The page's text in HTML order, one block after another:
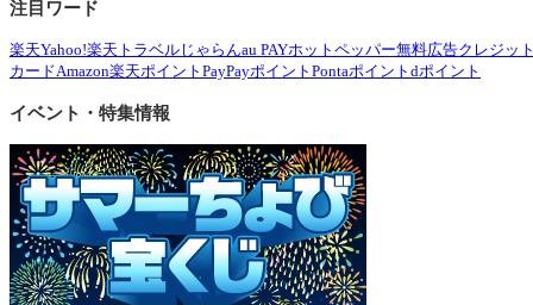
注目ワード
楽天Yahoo!楽天トラベル じゃらんau PAYホットペッパー無料広告クレジッ
カードAmazon楽天ポイント PayPayポイント Pontaポイント dポイント
イベント・特集情報